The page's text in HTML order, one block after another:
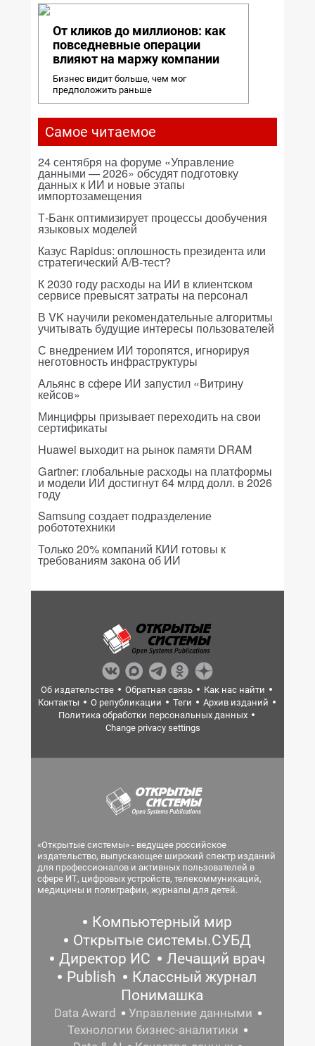
От кликов до миллионов: как
повседневные операции
влияют на маржу компании
Бизнес видит больше, чем мог
предположить раньше
Самое читаемое
24 сентября на форуме «Управление
данными — 2026» обсудят подготовку
данных к ИИ и новые этапы
импортозамещения
Т-Банк оптимизирует процессы дообучения
языковых моделей
Казус Rapidus: оплошность президента или
стратегический A/B-тест?
К 2030 году расходы на ИИ в клиентском
сервисе превысят затраты на персонал
В VK научили рекомендательные алгоритмы
учитывать будущие интересы пользователей
С внедрением ИИ торопятся, игнорируя
неготовность инфраструктуры
Альянс в сфере ИИ запустил «Витрину
кейсов»
Минцифры призывает переходить на свои
сертификаты
Huawei выходит на рынок памяти DRAM
Gartner: глобальные расходы на платформы
и модели ИИ достигнут 64 млрд долл. в 2026
году
Samsung создает подразделение
робототехники
Только 20% компаний КИИ готовы к
требованиям закона об ИИ
Об издательстве Обратная связь
Как нас найти
Контакты
О републикации Теги
Архив изданий
Политика обработки персональных данных
Change privacy settings
«Открытые системы» - ведущее российское
издательство, выпускающее широкий спектр изданий
для профессионалов и активных пользователей в
сфере ИТ, цифровых устройств, телекоммуникаций,
медицины и полиграфии, журналы для детей.
Компьютерный мир
Открытые системы.СУБД
Директор ИС
Лечащий врач
Publish
Классный журнал
Понимашка
Data Award
Управление данными
Технологии бизнес-аналитики